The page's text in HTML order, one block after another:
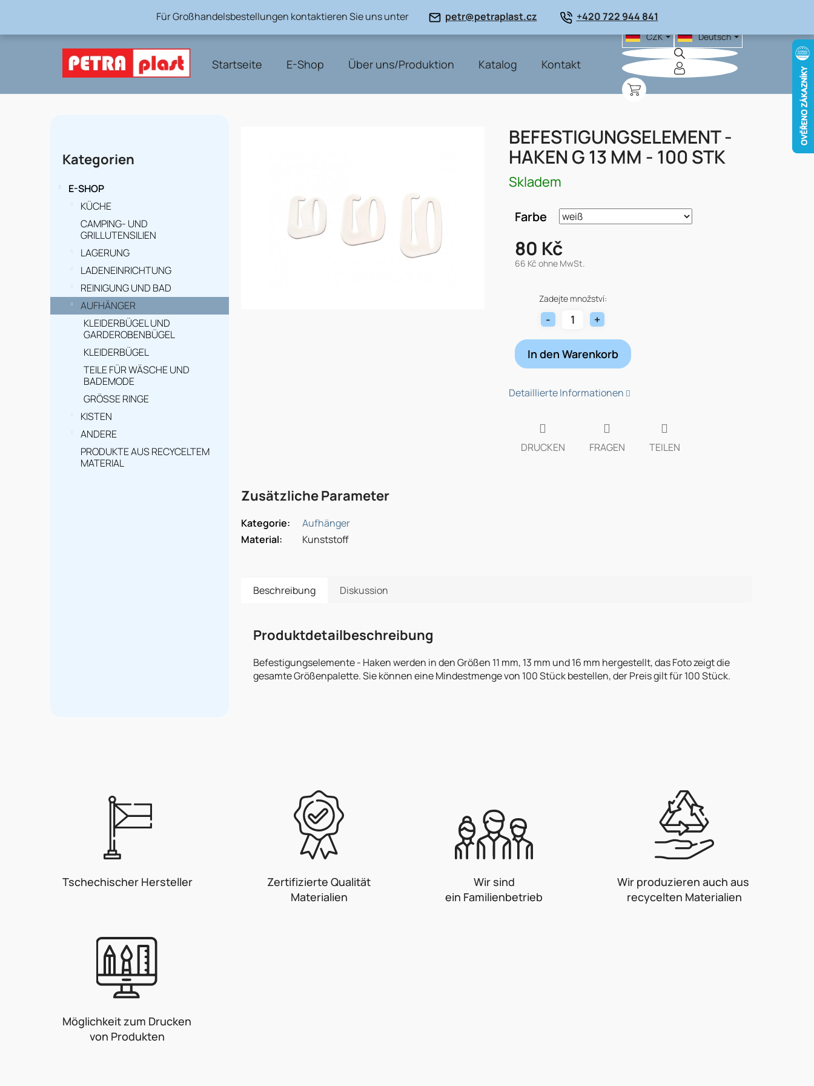
springen
Für Großhandelsbestellungen kontaktieren Sie uns unter petr@petraplast.cz +420 722 944 841
Startseite E-Shop Über uns/Produktion Katalog Kontakt
CZK Deutsch
WARENKORB
i
s
überspringen
Kategorien
E-SHOP
KÜCHE
CAMPING- UND
GRILLUTENSILIEN
LAGERUNG
LADENEINRICHTUNG
REINIGUNG UND BAD
AUFHÄNGER
KLEIDERBÜGEL UND
GARDEROBENBÜGEL
KLEIDERBÜGEL
TEILE FÜR WÄSCHE UND
BADEMODE
GRÖSSE RINGE
KISTEN
ANDERE
PRODUKTE AUS RECYCELTEM
MATERIAL
BEFESTIGUNGSELEMENT -
HAKEN G 13 MM - 100 STK
Skladem
Farbe
80 Kč
66 Kč ohne MwSt.
Zadejte množství:
In den Warenkorb
Detaillierte Informationen
DRUCKEN FRAGEN TEILEN
Zusätzliche Parameter
Kategorie:
Aufhänger
Material: Kunststoff
Beschreibung Diskussion
Produktdetailbeschreibung
Befestigungselemente - Haken werden in den Größen 11 mm, 13 mm und 16 mm hergestellt, das Foto zeigt die
gesamte Größenpalette. Sie können eine Mindestmenge von 100 Stück bestellen, der Preis gilt für 100 Stück.
Tschechischer Hersteller
Zertifizierte Qualität
Materialien
Wir sind
ein Familienbetrieb
Wir produzieren auch aus
recycelten Materialien
Möglichkeit zum Drucken
von Produkten